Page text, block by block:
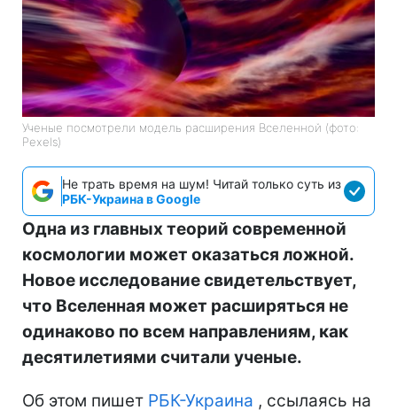
Ученые посмотрели модель расширения Вселенной (фото:
Pexels)
Не трать время на шум! Читай только суть из
РБК-Украина в Google
Одна из главных теорий современной
космологии может оказаться ложной.
Новое исследование свидетельствует,
что Вселенная может расширяться не
одинаково по всем направлениям, как
десятилетиями считали ученые.
Об этом пишет РБК-Украина , ссылаясь на